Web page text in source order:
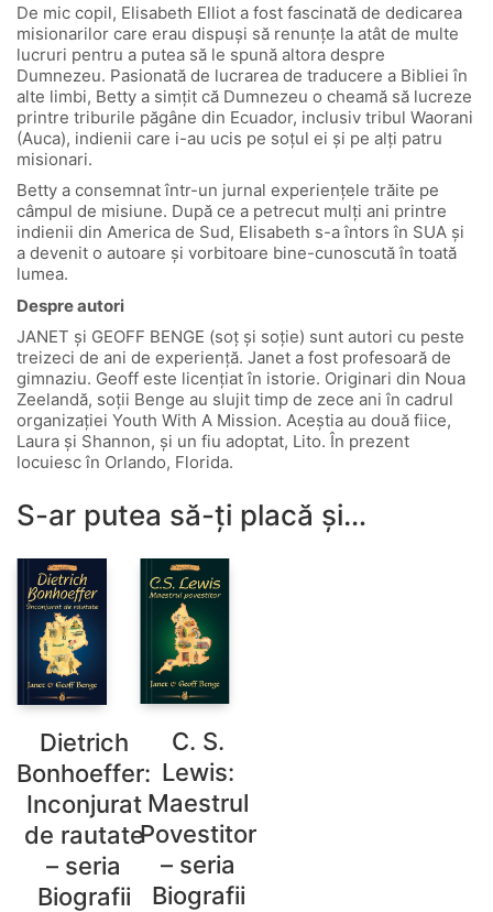
De mic copil, Elisabeth Elliot a fost fascinată de dedicarea
misionarilor care erau dispuși să renunțe la atât de multe
lucruri pentru a putea să le spună altora despre
Dumnezeu. Pasionată de lucrarea de traducere a Bibliei în
alte limbi, Betty a simțit că Dumnezeu o cheamă să lucreze
printre triburile păgâne din Ecuador, inclusiv tribul Waorani
(Auca), indienii care i-au ucis pe soțul ei și pe alți patru
misionari.
Betty a consemnat într-un jurnal experiențele trăite pe
câmpul de misiune. După ce a petrecut mulți ani printre
indienii din America de Sud, Elisabeth s-a întors în SUA și
a devenit o autoare și vorbitoare bine-cunoscută în toată
lumea.
Despre autori
JANET și GEOFF BENGE (soț și soție) sunt autori cu peste
treizeci de ani de experiență. Janet a fost profesoară de
gimnaziu. Geoff este licențiat în istorie. Originari din Noua
Zeelandă, soții Benge au slujit timp de zece ani în cadrul
organizației Youth With A Mission. Aceștia au două fiice,
Laura și Shannon, și un fiu adoptat, Lito. În prezent
locuiesc în Orlando, Florida.
S-ar putea să-ți placă și…
Dietrich
Bonhoeffer:
Inconjurat
de rautate
– seria
Biografii
C. S.
Lewis:
Maestrul
Povestitor
– seria
Biografii